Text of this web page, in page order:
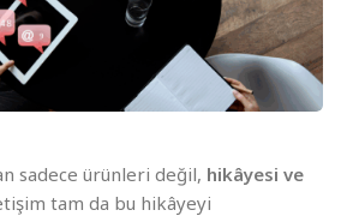
sadece ürünleri değil, hikâyesi ve
tam da bu hikâyeyi